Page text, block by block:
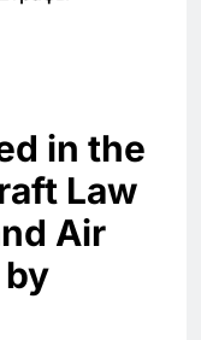
in the
Law
Air